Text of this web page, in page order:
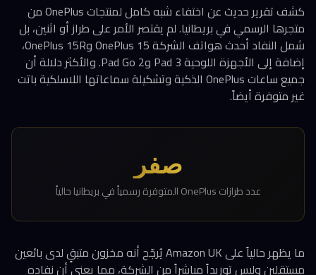
كشف تقرير حديث عن اختفاء شبه كامل لمنتجات OnePlus من
متجرها الرسمي في بريطانيا. لم يقتصر الأمر على طراز أو اثنين، بل
شمل النفاد أحدث هواتف الشركة OnePlus 15 وOnePlus 15R،
إضافة إلى الأجهزة اللوحية Pad 3 وPad Go 2. والأكثر دلالة أن
جميع ساعات OnePlus الذكية وتشكيلة سماعاتها اللاسلكية باتت
غير متوفرة أيضاً.
صفر
عدد طرازات OnePlus المتوفرة رسمياً في بريطانيا حالياً
ما يظهر حالياً على Amazon UK يُرجّح أنه مخزون متبقٍ لدى بائعين
مستقلين وليس توريداً مباشراً من الشركة، مما يعني أن نفاده